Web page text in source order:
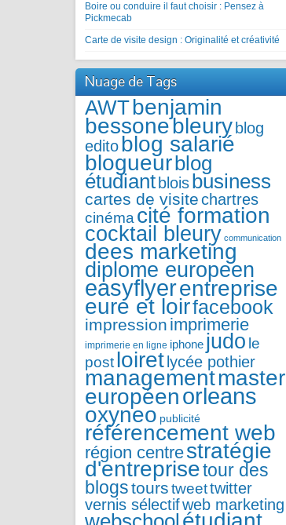
Boire ou conduire il faut choisir : Pensez à
Pickmecab
Carte de visite design : Originalité et créativité
Nuage de Tags
AWTbenjamin
bessonebleury blog
editoblog salarié
blogueur blog
étudiant bloisbusiness
cartes de visitechartres
cinémacité formation
cocktail bleury communication
dees marketing
diplome europeen
easyflyerentreprise
eure et loirfacebook
impression imprimerie
imprimerie en ligne iphone judo le
postloiret lycée pothier
managementmaster
européenorleans
oxyneo publicité
référencement web
région centrestratégie
d'entreprisetour des
blogstourstweettwitter
vernis sélectifweb marketing